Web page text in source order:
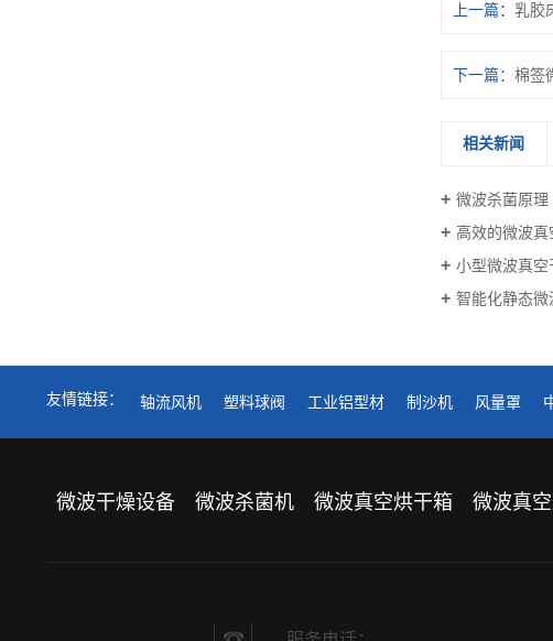
上一篇： 乳胶
下一篇： 棉签
相关新闻
微波杀菌原理
高效的微波真
小型微波真空
智能化静态
友情链接： 轴流风机 塑料球阀 工业铝型材 制沙机 风量罩
微波干燥设备 微波杀菌机 微波真空烘干箱 微波真